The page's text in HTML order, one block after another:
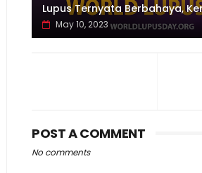
Lupus Ternyata Berbahaya,
May 10, 2023
POST A COMMENT
No comments